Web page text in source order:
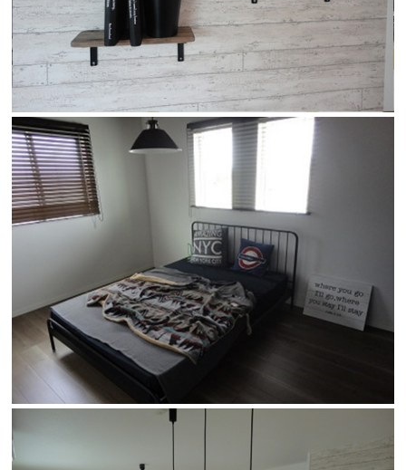
設計・施工品質管理
検査・アフターメンテナンス
家づくりのスケジュール
よくあるご質問 店舗紹介
ZEH普及目標
プライバシー
ポリシー
ソーシャルメディアポリ
サイトマップ